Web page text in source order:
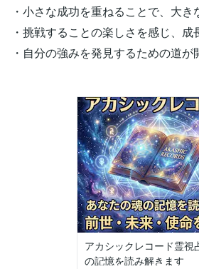
・小さな成功を重ねることで、大き
・挑戦することの楽しさを感じ、成
・自分の強みを発見するための道が
アカシックレコード霊視
の記憶を読み解きます